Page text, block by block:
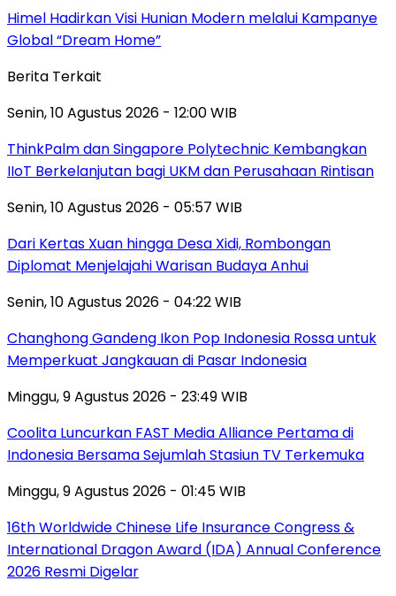
Himel Hadirkan Visi Hunian Modern melalui Kampanye
Global “Dream Home”
Berita Terkait
Senin, 10 Agustus 2026 - 12:00 WIB
ThinkPalm dan Singapore Polytechnic Kembangkan
IIoT Berkelanjutan bagi UKM dan Perusahaan Rintisan
Senin, 10 Agustus 2026 - 05:57 WIB
Dari Kertas Xuan hingga Desa Xidi, Rombongan
Diplomat Menjelajahi Warisan Budaya Anhui
Senin, 10 Agustus 2026 - 04:22 WIB
Changhong Gandeng Ikon Pop Indonesia Rossa untuk
Memperkuat Jangkauan di Pasar Indonesia
Minggu, 9 Agustus 2026 - 23:49 WIB
Coolita Luncurkan FAST Media Alliance Pertama di
Indonesia Bersama Sejumlah Stasiun TV Terkemuka
Minggu, 9 Agustus 2026 - 01:45 WIB
16th Worldwide Chinese Life Insurance Congress &
International Dragon Award (IDA) Annual Conference
2026 Resmi Digelar